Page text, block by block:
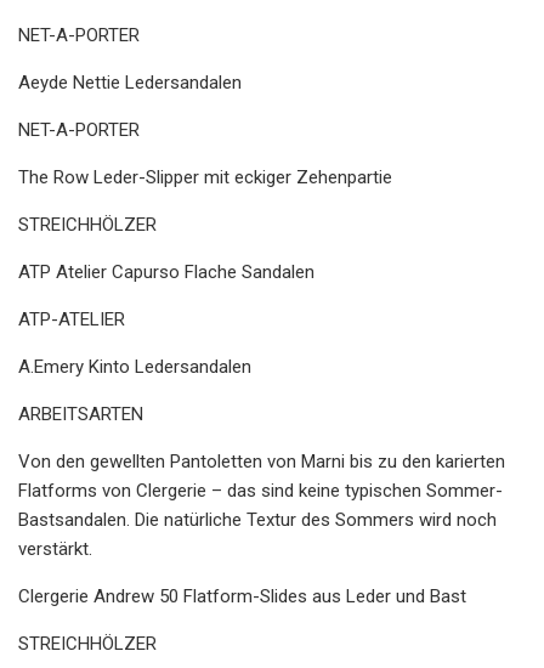
NET-A-PORTER
Aeyde Nettie Ledersandalen
NET-A-PORTER
The Row Leder-Slipper mit eckiger Zehenpartie
STREICHHÖLZER
ATP Atelier Capurso Flache Sandalen
ATP-ATELIER
A.Emery Kinto Ledersandalen
ARBEITSARTEN
Von den gewellten Pantoletten von Marni bis zu den karierten
Flatforms von Clergerie – das sind keine typischen Sommer-
Bastsandalen. Die natürliche Textur des Sommers wird noch
verstärkt.
Clergerie Andrew 50 Flatform-Slides aus Leder und Bast
STREICHHÖLZER